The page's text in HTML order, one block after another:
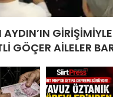
GÖÇER AİLELER